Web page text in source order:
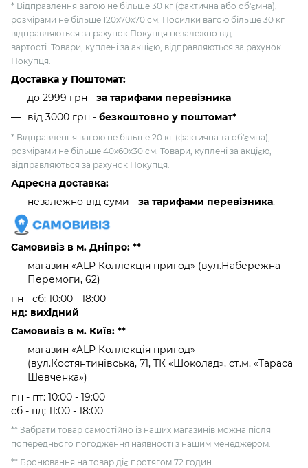
* Відправлення вагою не більше 30 кг (фактична або об'ємна),
розмірами не більше 120х70х70 см. Посилки вагою більше 30 кг
відправляються за рахунок Покупця незалежно від
вартості. Товари, куплені за акцією, відправляються за рахунок
Покупця.
Доставка у Поштомат:
до 2999 грн - за тарифами перевізника
від 3000 грн - безкоштовно у поштомат*
* Відправлення вагою не більше 20 кг (фактична та об'ємна),
розмірами не більше 40х60х30 см. Товари, куплені за акцією,
відправляються за рахунок Покупця.
Адресна доставка:
незалежно від суми - за тарифами перевізника.
Самовивіз в м. Дніпро: **
магазин «ALP Коллекція пригод» (вул.Набережна
Перемоги, 62)
пн - сб: 10:00 - 18:00
нд: вихідний
Самовивіз в м. Київ: **
магазин «ALP Коллекція пригод»
(вул.Костянтинівська, 71, ТК «Шоколад», ст.м. «Тараса
Шевченка»)
пн - пт: 10:00 - 19:00
сб - нд: 11:00 - 18:00
** Забрати товар самостійно із наших магазинів можна після
попереднього погодження наявності з нашим менеджером.
** Бронювання на товар діє протягом 72 годин.